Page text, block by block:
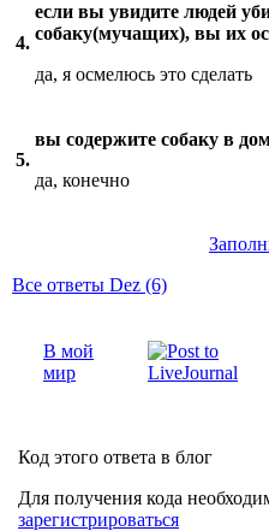
4.
если вы увидите людей
собаку(мучащих), вы их
да, я осмелюсь это сделать
5.
вы содержите собаку в
да, конечно
Все ответы Dez (6)
В мой
мир
Код этого ответа в блог
Для получения кода
зарегистрироваться